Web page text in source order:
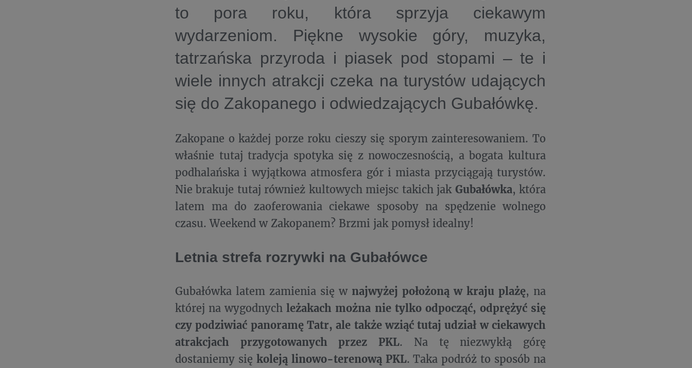
to pora roku, która sprzyja ciekawym
wydarzeniom. Piękne wysokie góry, muzyka,
tatrzańska przyroda i piasek pod stopami – te i
wiele innych atrakcji czeka na turystów udających
się do Zakopanego i odwiedzających Gubałówkę.
Zakopane o każdej porze roku cieszy się sporym zainteresowaniem. To
właśnie tutaj tradycja spotyka się z nowoczesnością, a bogata kultura
podhalańska i wyjątkowa atmosfera gór i miasta przyciągają turystów.
Nie brakuje tutaj również kultowych miejsc takich jak Gubałówka, która
latem ma do zaoferowania ciekawe sposoby na spędzenie wolnego
czasu. Weekend w Zakopanem? Brzmi jak pomysł idealny!
Letnia strefa rozrywki na Gubałówce
Gubałówka latem zamienia się w najwyżej położoną w kraju plażę, na
której na wygodnychleżakach można nie tylko odpocząć, odprężyć się
czy podziwiać panoramę Tatr, ale także wziąć tutaj udział w ciekawych
atrakcjach przygotowanych przez PKL. Na tę niezwykłą górę
dostaniemy się koleją linowo-terenową PKL. Taka podróż to sposób na